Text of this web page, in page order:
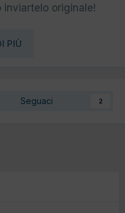
inviartelo originale!
PIÙ
Seguaci 2